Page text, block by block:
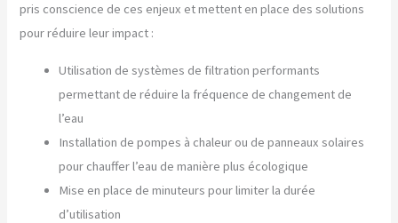
pris conscience de ces enjeux et mettent en place des solutions
pour réduire leur impact :
Utilisation de systèmes de filtration performants
permettant de réduire la fréquence de changement de
l’eau
Installation de pompes à chaleur ou de panneaux solaires
pour chauffer l’eau de manière plus écologique
Mise en place de minuteurs pour limiter la durée
d’utilisation